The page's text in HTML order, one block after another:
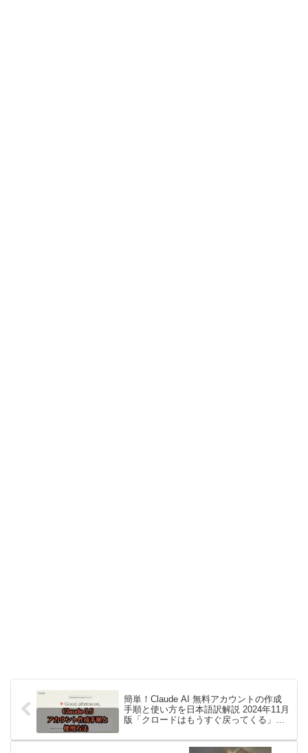
簡単！Claude AI 無料アカウントの作成
手順と使い方を日本語訳解説 2024年11月
版「クロードはもうすぐ戻ってくる」な
のインストール方法もご紹介